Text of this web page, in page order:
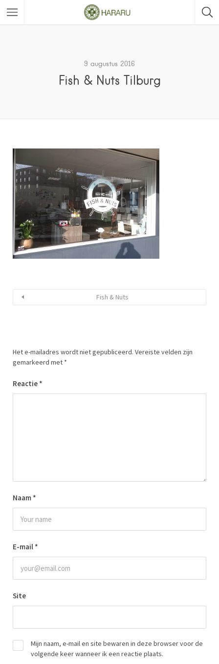
9 augustus 2016
Fish & Nuts Tilburg
Fish & Nuts
Het e-mailadres wordt niet gepubliceerd. Vereiste velden zijn
gemarkeerd met *
Reactie *
Naam *
E-mail *
Site
Mijn naam, e-mail en site bewaren in deze browser voor de
volgende keer wanneer ik een reactie plaats.